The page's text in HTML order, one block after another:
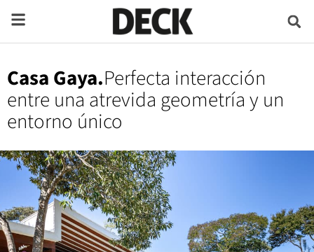
Casa Gaya.Perfecta interacción
entre una atrevida geometría y un
entorno único